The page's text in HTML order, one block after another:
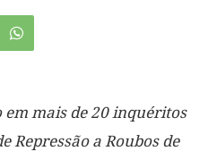
mais de 20 inquéritos
Repressão a Roubos de